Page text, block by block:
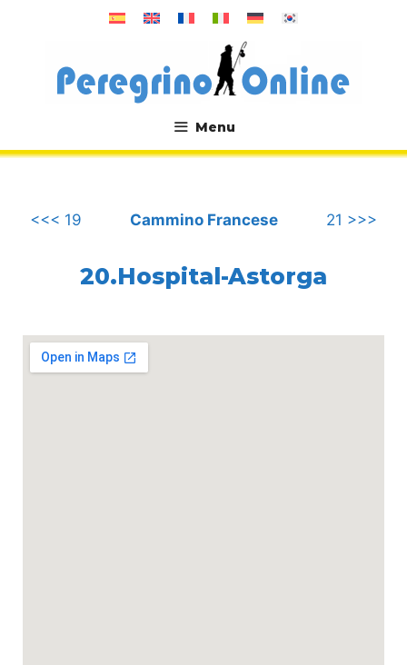
Menu
.
<<< 19 Cammino Francese 21 >>>
20.Hospital-Astorga